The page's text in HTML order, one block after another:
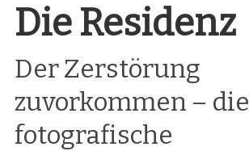
Die Residenz
Der Zerstörung
zuvorkommen – die
fotografische